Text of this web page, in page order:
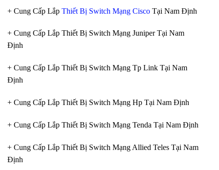
+ Cung Cấp Lắp Thiết Bị Switch Mạng Cisco Tại Nam Định
+ Cung Cấp Lắp Thiết Bị Switch Mạng Juniper Tại Nam
Định
+ Cung Cấp Lắp Thiết Bị Switch Mạng Tp Link Tại Nam
Định
+ Cung Cấp Lắp Thiết Bị Switch Mạng Hp Tại Nam Định
+ Cung Cấp Lắp Thiết Bị Switch Mạng Tenda Tại Nam Định
+ Cung Cấp Lắp Thiết Bị Switch Mạng Allied Teles Tại Nam
Định